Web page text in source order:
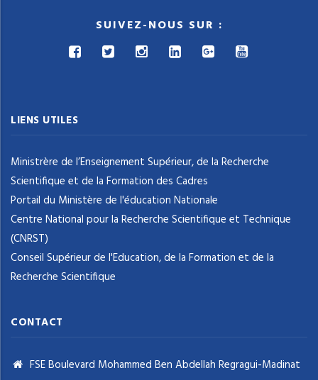
SUIVEZ-NOUS SUR :
LIENS UTILES
Ministrère de l’Enseignement Supérieur, de la Recherche
Scientifique et de la Formation des Cadres
Portail du Ministère de l'éducation Nationale
Centre National pour la Recherche Scientifique et Technique
(CNRST)
Conseil Supérieur de l'Education, de la Formation et de la
Recherche Scientifique
CONTACT
FSE Boulevard Mohammed Ben Abdellah Regragui-Madinat